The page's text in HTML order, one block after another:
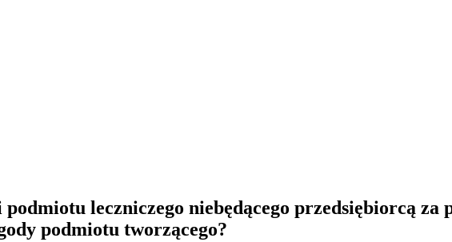
leczniczego niebędącego przedsiębiorcą za
podmiotu tworzącego?